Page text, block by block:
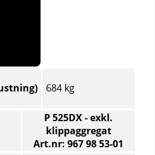
684 kg
P 525DX - exkl.
klippaggregat
Art.nr: 967 98 53‑01